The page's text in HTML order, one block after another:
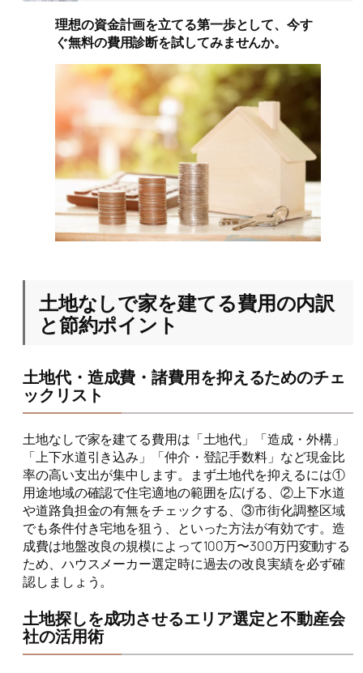
理想の資金計画を立てる第一歩として、今す
ぐ無料の費用診断を試してみませんか。
土地なしで家を建てる費用の内訳
と節約ポイント
土地代・造成費・諸費用を抑えるためのチェ
ックリスト
土地なしで家を建てる費用は「土地代」「造成・外構」
「上下水道引き込み」「仲介・登記手数料」など現金比
率の高い支出が集中します。まず土地代を抑えるには①
用途地域の確認で住宅適地の範囲を広げる、②上下水道
や道路負担金の有無をチェックする、③市街化調整区域
でも条件付き宅地を狙う、といった方法が有効です。造
成費は地盤改良の規模によって100万〜300万円変動する
ため、ハウスメーカー選定時に過去の改良実績を必ず確
認しましょう。
土地探しを成功させるエリア選定と不動産会
社の活用術